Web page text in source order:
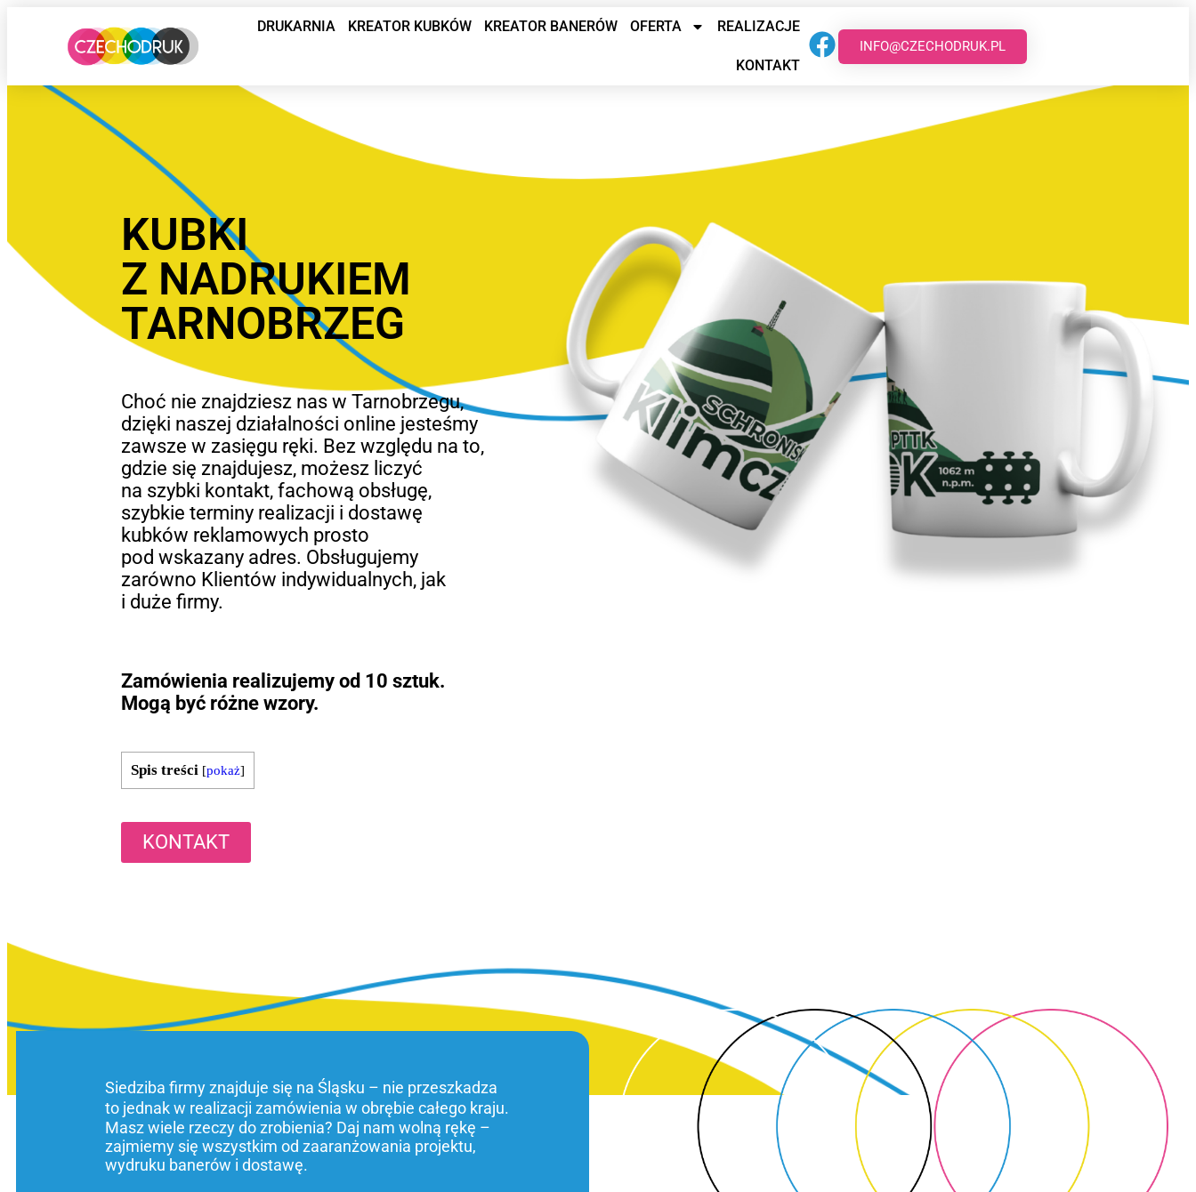
DRUKARNIA KREATOR KUBKÓW KREATOR BANERÓW OFERTA REALIZACJE
KONTAKT
INFO@CZECHODRUK.PL
KUBKI
Z NADRUKIEM
TARNOBRZEG
Choć nie znajdziesz nas w Tarnobrzegu,
dzięki naszej działalności online jesteśmy
zawsze w zasięgu ręki. Bez względu na to,
gdzie się znajdujesz, możesz liczyć
na szybki kontakt, fachową obsługę,
szybkie terminy realizacji i dostawę
kubków reklamowych prosto
pod wskazany adres. Obsługujemy
zarówno Klientów indywidualnych, jak
i duże firmy.
Zamówienia realizujemy od 10 sztuk.
Mogą być różne wzory.
Spis treści [pokaż]
KONTAKT
Siedziba firmy znajduje się na Śląsku – nie przeszkadza
to jednak w realizacji zamówienia w obrębie całego kraju.
Masz wiele rzeczy do zrobienia? Daj nam wolną rękę –
zajmiemy się wszystkim od zaaranżowania projektu,
wydruku banerów i dostawę.